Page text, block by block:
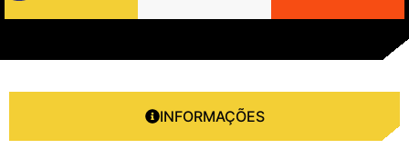
INFORMAÇÕES